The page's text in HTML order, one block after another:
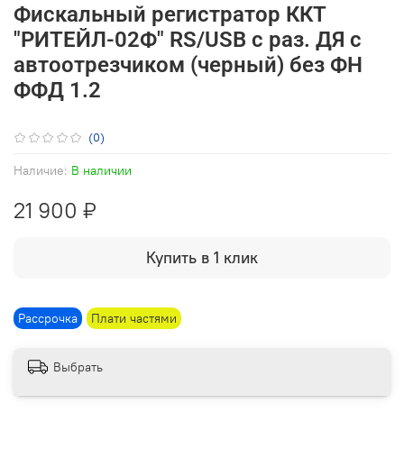
(0)
Наличие: В наличии
Рассрочка Плати частями
Фискальный регистратор ККТ
"РИТЕЙЛ-02Ф" RS/USB с раз. ДЯ с
автоотрезчиком (черный) без ФН
ФФД 1.2
21 900 ₽
Купить в 1 клик
Выбрать